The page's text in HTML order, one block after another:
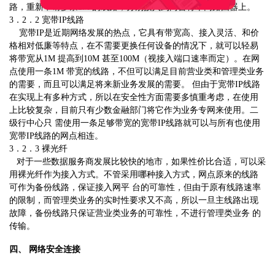
路，重新申请多条2M 的线路，分别接入到两台骨干网路由器上。
3．2．2 宽带IP线路
宽带IP是近期网络发展的热点，它具有带宽高、接入灵活、和价
格相对低廉等特点，在不需要更换任何设备的情况下，就可以轻易
将带宽从1M 提高到10M 甚至100M（视接入端口速率而定）。在网
点使用一条1M 带宽的线路，不但可以满足目前营业类和管理类业务
的需要，而且可以满足将来新业务发展的需要。 但由于宽带IP线路
在实现上有多种方式，所以在安全性方面需要多慎重考虑，在使用
上比较复杂，目前只有少数金融部门将它作为业务专网来使用。二
级行中心只 需使用一条足够带宽的宽带IP线路就可以与所有也使用
宽带IP线路的网点相连。
3．2．3 裸光纤
对于一些数据服务商发展比较快的地市，如果性价比合适，可以采
用裸光纤作为接入方式。不管采用哪种接入方式，网点原来的线路
可作为备份线路，保证接入网平 台的可靠性，但由于原有线路速率
的限制，而管理类业务的实时性要求又不高，所以一旦主线路出现
故障，备份线路只保证营业类业务的可靠性，不进行管理类业务 的
传输。
四、 网络安全连接